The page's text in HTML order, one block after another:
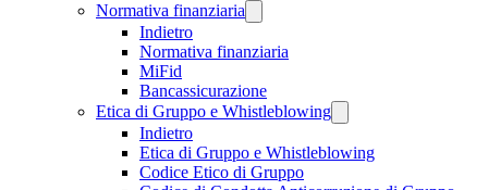
Normativa finanziaria
Indietro
Normativa finanziaria
MiFid
Bancassicurazione
Etica di Gruppo e Whistleblowing
Indietro
Etica di Gruppo e Whistleblowing
Codice Etico di Gruppo